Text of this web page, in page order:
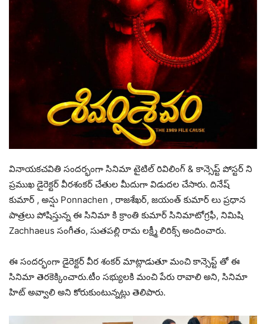
వినాయకచవితి సందర్భంగా సినిమా టైటిల్ రివిలింగ్ & కాన్సెప్ట్ పోస్టర్ ని
ప్రముఖ డైరెక్టర్ వీరశంకర్ చేతుల మీదుగా విడుదల చేసారు. దినేష్
కుమార్ , అన్షు Ponnachen , రాజశేఖర్, జయంత్ కుమార్ లు ప్రధాన
పాత్రలు పోషిస్తున్న ఈ సినిమా కి క్రాంతి కుమార్ సినిమాటోగ్రఫీ, నిమిషి
Zachhaeus సంగీతం, సుతపల్లి రామ లక్ష్మీ లిరిక్స్ అందించారు.
ఈ సందర్భంగా డైరెక్టర్ వీర శంకర్ మాట్లాడుతూ మంచి కాన్సెప్ట్ తో ఈ
సినిమా తెరకెక్కించారు.టీం సభ్యులకి మంచి పేరు రావాలి అని, సినిమా
హిట్ అవ్వాలి అని కోరుకుంటున్నట్లు తెలిపారు.